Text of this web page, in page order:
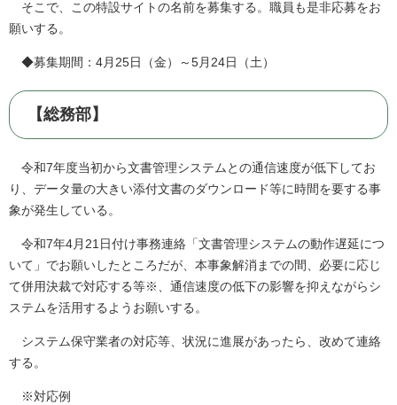
そこで、この特設サイトの名前を募集する。職員も是非応募をお
願いする。
◆募集期間：4月25日（金）～5月24日（土）
【総務部】
令和7年度当初から文書管理システムとの通信速度が低下してお
り、データ量の大きい添付文書のダウンロード等に時間を要する事
象が発生している。
令和7年4月21日付け事務連絡「文書管理システムの動作遅延につ
いて」でお願いしたところだが、本事象解消までの間、必要に応じ
て併用決裁で対応する等※、通信速度の低下の影響を抑えながらシ
ステムを活用するようお願いする。
システム保守業者の対応等、状況に進展があったら、改めて連絡
する。
※対応例